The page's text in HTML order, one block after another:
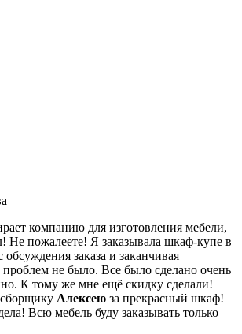
компанию для изготовления мебели,
Не пожалеете! Я заказывала шкаф-купе в
заказа и заканчивая
не было. Все было сделано очень
К тому же мне ещё скидку сделали!
Алексею за прекрасный шкаф!
Всю мебель буду заказывать только